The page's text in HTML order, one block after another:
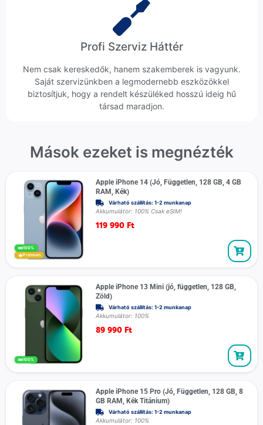
Profi Szerviz Háttér
Nem csak kereskedők, hanem szakemberek is vagyunk.
Saját szervizünkben a legmodernebb eszközökkel
biztosítjuk, hogy a rendelt készüléked hosszú ideig hű
társad maradjon.
Mások ezeket is megnézték
100%
Prémium
Apple iPhone 14 (Jó, Független, 128 GB, 4 GB
RAM, Kék)
Várható szállítás: 1-2 munkanap
Akkumulátor: 100% Csak eSIM!
119 990 Ft
100%
Apple iPhone 13 Mini (jó, független, 128 GB,
Zöld)
Várható szállítás: 1-2 munkanap
Akkumulátor: 100%
89 990 Ft
Apple iPhone 15 Pro (Jó, Független, 128 GB, 8
GB RAM, Kék Titánium)
Várható szállítás: 1-2 munkanap
Akkumulátor: 100%